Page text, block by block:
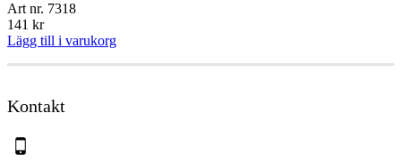
Art nr. 7318
141 kr
Lägg till i varukorg
Kontakt